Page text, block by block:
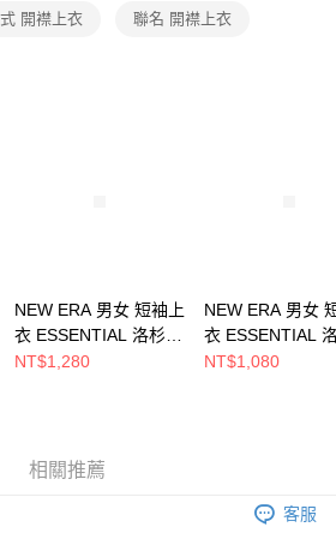
得法定代理人或監護人之同意方可使用
時，將依據個別帳號之用戶狀況，依本公司即
開襟上衣 聯名 開襟上衣
NEW ERA 男女 短袖上
衣 ESSENTIAL 洛杉磯
道奇 NE14364814
NT$1,280
NEW ERA 男女
衣 ESSENTIAL
道奇
NT$1,080
相關推薦
客服